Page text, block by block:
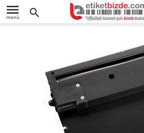
menu
menü search